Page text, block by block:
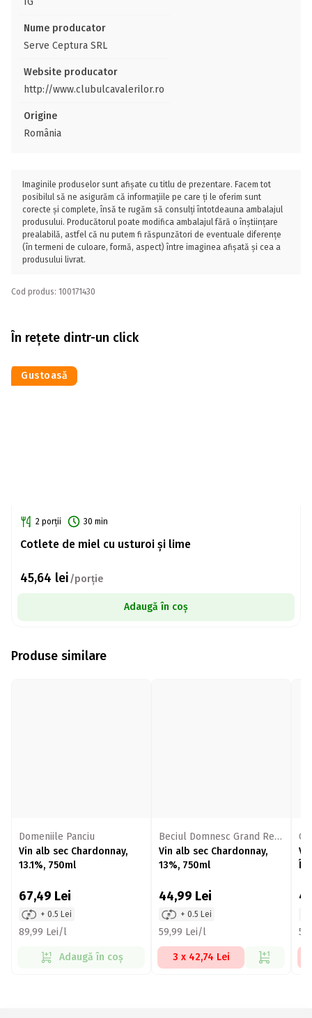
Nume producator
Serve Ceptura SRL
Website producator
http://www.clubulcavalerilor.ro
Origine
România
Imaginile produselor sunt afișate cu titlu de prezentare. Facem tot
posibilul să ne asigurăm că informațiile pe care ți le oferim sunt
corecte și complete, însă te rugăm să consulți întotdeauna ambalajul
produsului. Producătorul poate modifica ambalajul fără o înștiințare
prealabilă, astfel că nu putem fi răspunzători de eventuale diferențe
(în termeni de culoare, formă, aspect) între imaginea afișată și cea a
produsului livrat.
Cod produs: 100171430
În rețete dintr-un click
Gustoasă
2 porții 30 min
Cotlete de miel cu usturoi și lime
45,64 lei/porție
Adaugă în coș
Produse similare
Domeniile Panciu
Vin alb sec Chardonnay,
13.1%, 750ml
67,49 Lei
+ 0.5 Lei
89,99 Lei/l
Adaugă în coș
Beciul Domnesc Grand Reserve
Vin alb sec Chardonnay,
13%, 750ml
44,99 Lei
+ 0.5 Lei
59,99 Lei/l
3 x 42,74 Lei